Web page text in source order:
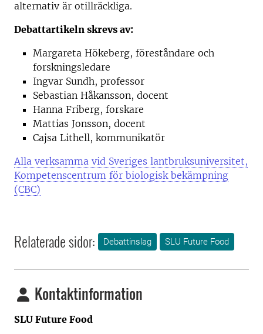
alternativ är otillräckliga.
Debattartikeln skrevs av:
Margareta Hökeberg, föreståndare och
forskningsledare
Ingvar Sundh, professor
Sebastian Håkansson, docent
Hanna Friberg, forskare
Mattias Jonsson, docent
Cajsa Lithell, kommunikatör
Alla verksamma vid Sveriges lantbruksuniversitet,
Kompetenscentrum för biologisk bekämpning
(CBC)
Relaterade sidor: Debattinslag SLU Future Food
Kontaktinformation
SLU Future Food